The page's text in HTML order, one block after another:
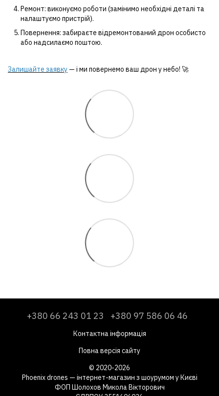
Ремонт: виконуємо роботи (замінимо необхідні деталі та
налаштуємо пристрій).
Повернення: забираєте відремонтований дрон особисто
або надсилаємо поштою.
Залишайте заявку — і ми повернемо ваш дрон у небо! 🚀
+380 66 243 01 23 +380 97 586 06 46
Контактна інформація
Повна версія сайту
© 2020-2026
Phoenix drones — інтернет-магазин з шоурумом у Києві
ФОП Шолохов Микола Вікторович